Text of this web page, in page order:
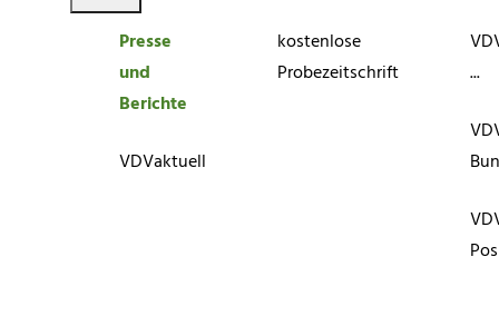
Presse
und
Berichte
VDVaktuell
kostenlose
Probezeitschrift
...